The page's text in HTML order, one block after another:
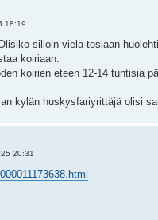
18:19
silloin vielä tosiaan
koiriaan.
koirien eteen 12-14 tuntisia
kylän huskysfariyrittäjä olisi
20:31